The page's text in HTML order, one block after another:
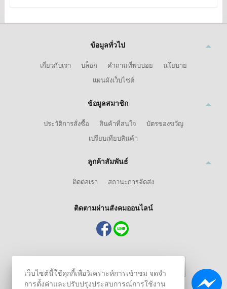
ข้อมูลทั่วไป
เกี่ยวกับเรา บล็อก คำถามที่พบบ่อย
นโยบาย
แผนผังเว็บไซต์
ข้อมูลสมาชิก
ประวัติการสั่งซื้อ สินค้าที่สนใจ
บัตรของขวัญ
เปรียบเทียบสินค้า
ลูกค้าสัมพันธ์
ติดต่อเรา สถานะการจัดส่ง
ติดตามผ่านสังคมออนไลน์
เว็บไซต์นี้ใช้คุกกี้เพื่อวิเคราะห์การเข้าชม จดจำ
การตั้งค่าและปรับปรุงประสบการณ์การใช้งาน